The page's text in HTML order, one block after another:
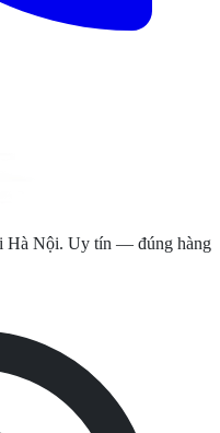
Hà Nội. Uy tín — đúng hàng